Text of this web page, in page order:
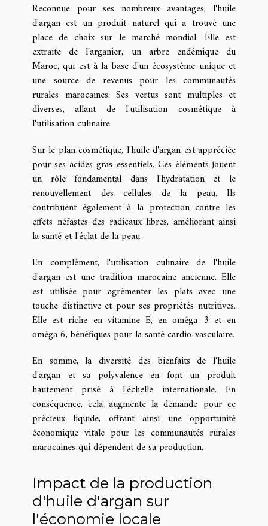
Reconnue pour ses nombreux avantages, l'huile
d'argan est un produit naturel qui a trouvé une
place de choix sur le marché mondial. Elle est
extraite de l'arganier, un arbre endémique du
Maroc, qui est à la base d'un écosystème unique et
une source de revenus pour les communautés
rurales marocaines. Ses vertus sont multiples et
diverses, allant de l'utilisation cosmétique à
l'utilisation culinaire.
Sur le plan cosmétique, l'huile d'argan est appréciée
pour ses acides gras essentiels. Ces éléments jouent
un rôle fondamental dans l'hydratation et le
renouvellement des cellules de la peau. Ils
contribuent également à la protection contre les
effets néfastes des radicaux libres, améliorant ainsi
la santé et l'éclat de la peau.
En complément, l'utilisation culinaire de l'huile
d'argan est une tradition marocaine ancienne. Elle
est utilisée pour agrémenter les plats avec une
touche distinctive et pour ses propriétés nutritives.
Elle est riche en vitamine E, en oméga 3 et en
oméga 6, bénéfiques pour la santé cardio-vasculaire.
En somme, la diversité des bienfaits de l'huile
d'argan et sa polyvalence en font un produit
hautement prisé à l'échelle internationale. En
conséquence, cela augmente la demande pour ce
précieux liquide, offrant ainsi une opportunité
économique vitale pour les communautés rurales
marocaines qui dépendent de sa production.
Impact de la production
d'huile d'argan sur
l'économie locale